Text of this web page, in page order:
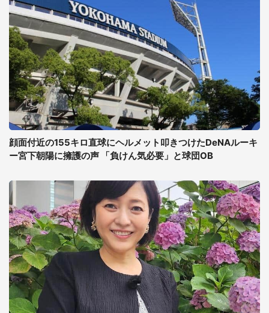
顔面付近の155キロ直球にヘルメット叩きつけたDeNAルーキ
ー宮下朝陽に擁護の声 「負けん気必要」と球団OB